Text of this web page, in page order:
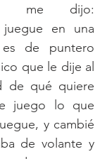
me dijo:
juegue en una
de puntero
que le dije al
de qué quiere
juego lo que
y cambié
de volante y